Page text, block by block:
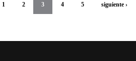
1 2 3 4 5 siguiente ›